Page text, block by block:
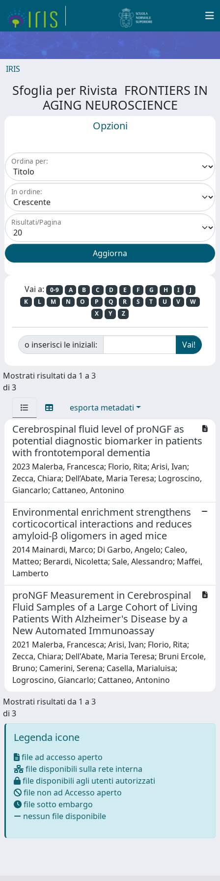
IRIS
Sfoglia per Rivista FRONTIERS IN
AGING NEUROSCIENCE
Opzioni
Ordina per:
In ordine:
Risultati/Pagina
Vai a: 0-9 A B C D E F G H I
J
K
L M N O P Q R S T U V
W
X
Y Z
o inserisci le iniziali:
Mostrati risultati da 1 a 3
di 3
esporta metadati
Cerebrospinal fluid level of proNGF as
potential diagnostic biomarker in patients
with frontotemporal dementia
2023 Malerba, Francesca; Florio, Rita; Arisi, Ivan;
Zecca, Chiara; Dell’Abate, Maria Teresa; Logroscino,
Giancarlo; Cattaneo, Antonino
Environmental enrichment strengthens
corticocortical interactions and reduces
amyloid-β oligomers in aged mice
2014 Mainardi, Marco; Di Garbo, Angelo; Caleo,
Matteo; Berardi, Nicoletta; Sale, Alessandro; Maffei,
Lamberto
proNGF Measurement in Cerebrospinal
Fluid Samples of a Large Cohort of Living
Patients With Alzheimer's Disease by a
New Automated Immunoassay
2021 Malerba, Francesca; Arisi, Ivan; Florio, Rita;
Zecca, Chiara; Dell'Abate, Maria Teresa; Bruni Ercole,
Bruno; Camerini, Serena; Casella, Marialuisa;
Logroscino, Giancarlo; Cattaneo, Antonino
Mostrati risultati da 1 a 3
di 3
Legenda icone
file ad accesso aperto
file disponibili sulla rete interna
file disponibili agli utenti autorizzati
file non ad Accesso aperto
file sotto embargo
nessun file disponibile